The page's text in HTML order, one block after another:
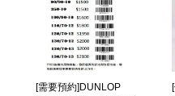
[需要預約]DUNLOP